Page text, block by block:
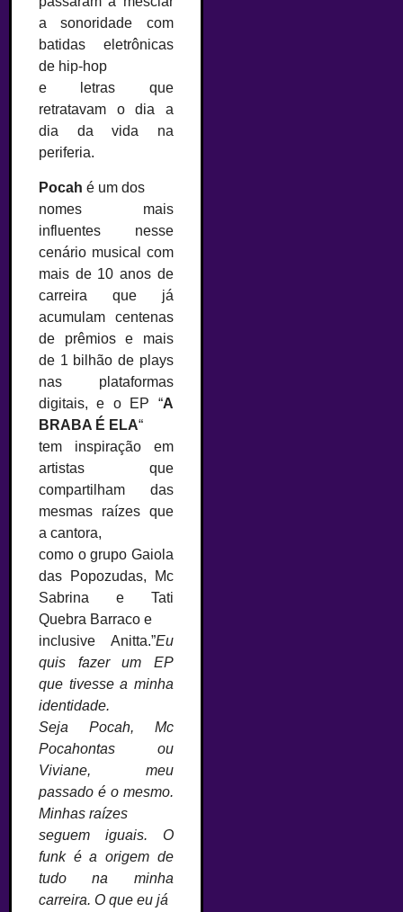
a sonoridade com
batidas eletrônicas
de hip-hop
e letras que
retratavam o dia a
dia da vida na
periferia.
Pocah é um dos
nomes mais
influentes nesse
cenário musical com
mais de 10 anos de
carreira que já
acumulam centenas
de prêmios e mais
de 1 bilhão de plays
nas plataformas
digitais, e o EP “A
BRABA É ELA“
tem inspiração em
artistas que
compartilham das
mesmas raízes que
a cantora,
como o grupo Gaiola
das Popozudas, Mc
Sabrina e Tati
Quebra Barraco e
inclusive Anitta.”Eu
quis fazer um EP
que tivesse a minha
identidade.
Seja Pocah, Mc
Pocahontas ou
Viviane, meu
passado é o mesmo.
Minhas raízes
seguem iguais. O
funk é a origem de
tudo na minha
carreira. O que eu já